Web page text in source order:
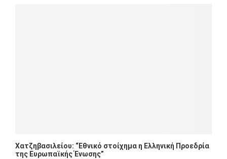
Χατζηβασιλείου: “Εθνικό στοίχημα η Ελληνική Προεδρία
της Ευρωπαϊκής Ένωσης”